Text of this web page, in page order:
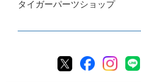
タイガーパーツショップ